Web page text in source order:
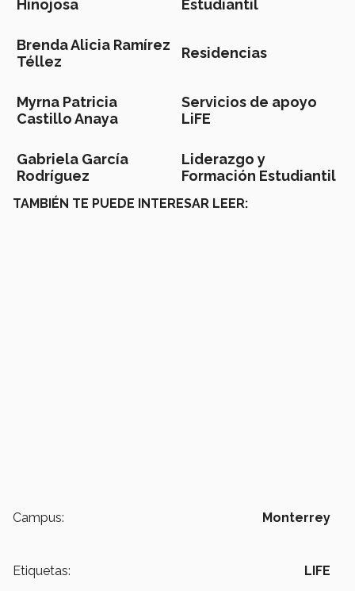
Hinojosa Estudiantil
Brenda Alicia Ramírez
Téllez
Residencias
Myrna Patricia
Castillo Anaya
Servicios de apoyo
LiFE
Gabriela García
Rodríguez
Liderazgo y
Formación Estudiantil
TAMBIÉN TE PUEDE INTERESAR LEER:
Campus: Monterrey
Etiquetas: LIFE